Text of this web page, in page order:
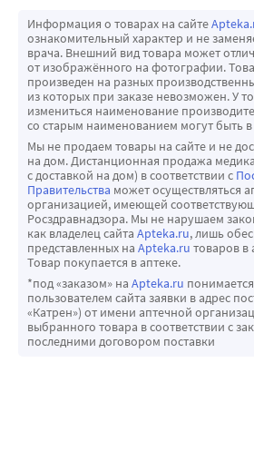
Информация о товарах на сайте
ознакомительный характер и не
врача. Внешний вид товара может
от изображённого на фотографии.
произведен на разных
из которых при заказе невозможен. У
измениться наименование
со старым наименованием могут быть в
Мы не продаем товары на сайте и не
на дом. Дистанционная продажа
с доставкой на дом) в соответствии с
Правительства может осуществляться
организацией, имеющей
Росздравнадзора. Мы не нарушаем
как владелец сайта Apteka.ru, лишь
представленных на Apteka.ru товаров в
Товар покупается в аптеке.
*под «заказом» на Apteka.ru
пользователем сайта заявки в адрес
«Катрен») от имени аптечной
выбранного товара в соответствии с
последними договором поставки